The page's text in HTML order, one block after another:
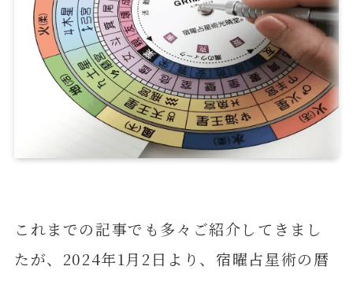
これまでの記事でも多々ご紹介してきまし
たが、2024年1月2日より、宿曜占星術の暦